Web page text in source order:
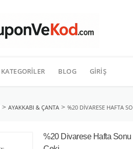
KATEGORILER BLOG GIRIŞ
> AYAKKABI & ÇANTA > %20 DIVARESE HAFTA
%20 Divarese Hafta Sonu